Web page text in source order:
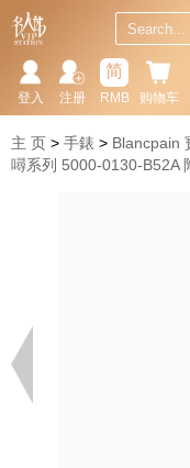
购物车
简
RMB
注册
登入
主 页 手錶 Blancpain
噚系列 5000-0130-B52A